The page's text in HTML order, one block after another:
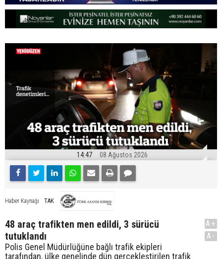
14:47 08 Ağustos 2026
Haber Kaynağı TAK
48 araç trafikten men edildi, 3 sürücü
tutuklandı
Polis Genel Müdürlüğüne bağlı trafik ekipleri
tarafından, ülke genelinde dün gerçekleştirilen trafik
A+
A-